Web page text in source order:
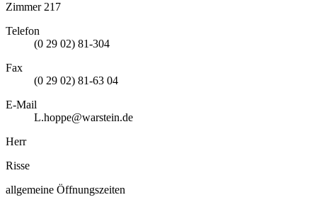
Zimmer 217
Telefon
(0 29 02) 81-304
Fax
(0 29 02) 81-63 04
E-Mail
L.hoppe@warstein.de
Herr
Risse
allgemeine Öffnungszeiten